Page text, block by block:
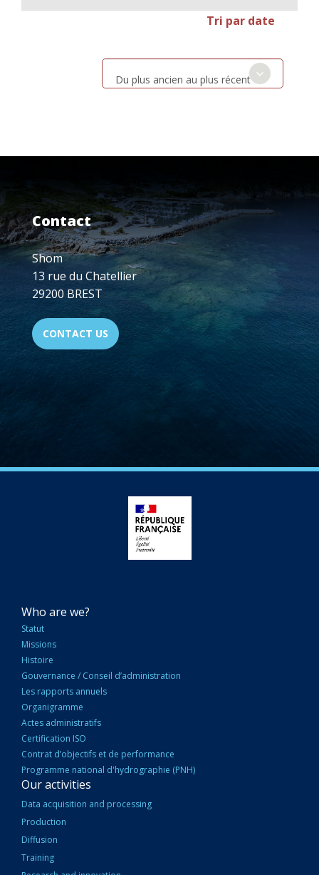
Tri par date
Du plus ancien au plus récent
Contact
Shom
13 rue du Chatellier
29200 BREST
CONTACT US
NAVIGATION
PRINCIPALE
Who are we?
Statut
Missions
Histoire
Gouvernance / Conseil d’administration
Les rapports annuels
Organigramme
Actes administratifs
Certification ISO
Contrat d’objectifs et de performance
Programme national d'hydrographie (PNH)
Our activities
Data acquisition and processing
Production
Diffusion
Training